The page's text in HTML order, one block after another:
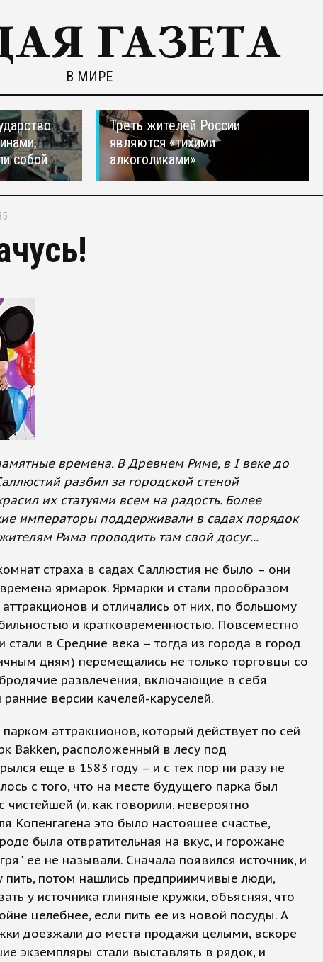
В МИРЕ
собой
Треть жителей России
являются «тихими
алкоголиками»
времена. В Древнем Риме, в I веке до
разбил за городской стеной
их статуями всем на радость. Более
императоры поддерживали в садах порядок
Рима проводить там свой досуг...
страха в садах Саллюстия не было – они
ярмарок. Ярмарки и стали прообразом
и отличались от них, по большому
и кратковременностью. Повсеместно
в Средние века – тогда из города в город
дням) перемещались не только торговцы со
развлечения, включающие в себя
версии качелей-каруселей.
аттракционов, который действует по сей
Bakken, расположенный в лесу под
еще в 1583 году – и с тех пор ни разу не
с того, что на месте будущего парка был
чистейшей (и, как говорили, невероятно
Копенгагена это было настоящее счастье,
была отвратительная на вкус, и горожане
ее не называли. Сначала появился источник, и
пить, потом нашлись предприимчивые люди,
у источника глиняные кружки, объясняя, что
целебнее, если пить ее из новой посуды. А
доезжали до места продажи целыми, вскоре
экземпляры стали выставлять в рядок, и